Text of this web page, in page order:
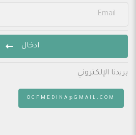
ادخال
بريدنا الإلكتروني
OCFMEDINA@GMAIL.COM